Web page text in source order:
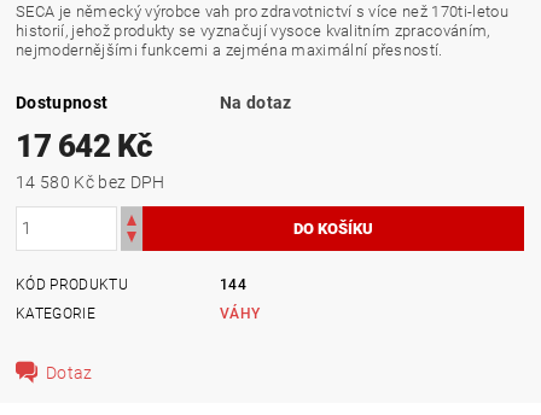
SECA je německý výrobce vah pro zdravotnictví s více než 170ti-letou
historií, jehož produkty se vyznačují vysoce kvalitním zpracováním,
nejmodernějšími funkcemi a zejména maximální přesností.
Dostupnost Na dotaz
17 642 Kč
14 580 Kč bez DPH
KÓD PRODUKTU
144
KATEGORIE
VÁHY
Dotaz